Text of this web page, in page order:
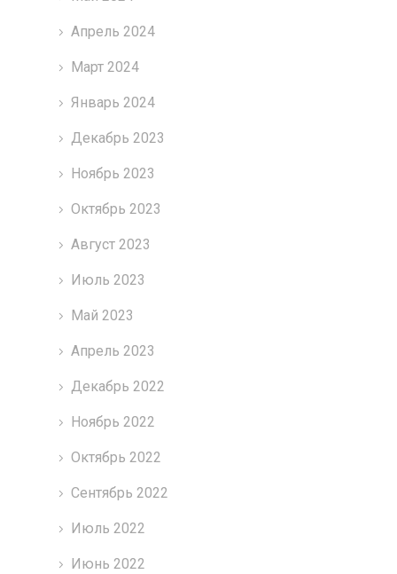
Апрель 2024
Март 2024
Январь 2024
Декабрь 2023
Ноябрь 2023
Октябрь 2023
Август 2023
Июль 2023
Май 2023
Апрель 2023
Декабрь 2022
Ноябрь 2022
Октябрь 2022
Сентябрь 2022
Июль 2022
Июнь 2022